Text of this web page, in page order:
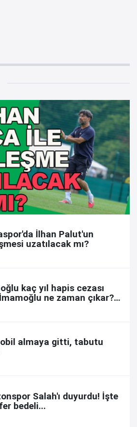
İlhan Palut'un
uzatılacak mı?
kaç yıl hapis cezası
ne zaman çıkar?
almaya gitti, tabutu
Salah'ı duyurdu! İşte
bedeli...